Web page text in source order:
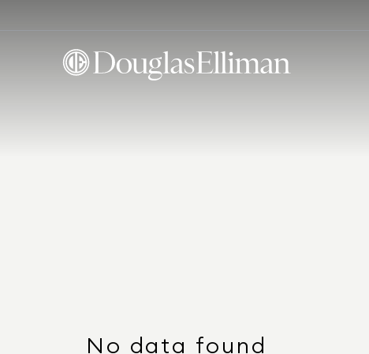
No data found